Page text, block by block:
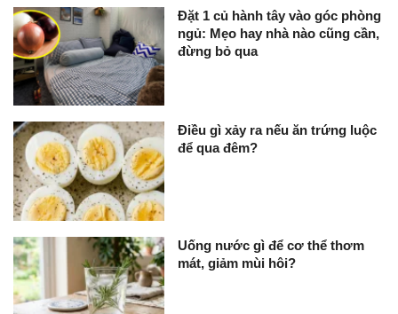
Đặt 1 củ hành tây vào góc phòng
ngủ: Mẹo hay nhà nào cũng cần,
đừng bỏ qua
Điều gì xảy ra nếu ăn trứng luộc
để qua đêm?
Uống nước gì để cơ thể thơm
mát, giảm mùi hôi?